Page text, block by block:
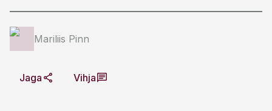
Mariliis Pinn
Jaga Vihja